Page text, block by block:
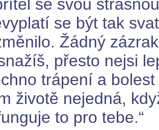
se svou
se být tak
Žádný
přesto nejsi
trápení a
životě nejedná,
to pro tebe.“